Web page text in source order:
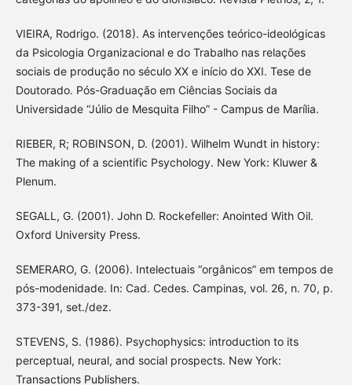
VIEIRA, Rodrigo. (2018). As intervenções teórico-ideológicas
da Psicologia Organizacional e do Trabalho nas relações
sociais de produção no século XX e início do XXI. Tese de
Doutorado. Pós-Graduação em Ciências Sociais da
Universidade “Júlio de Mesquita Filho” - Campus de Marília.
RIEBER, R; ROBINSON, D. (2001). Wilhelm Wundt in history:
The making of a scientific Psychology. New York: Kluwer &
Plenum.
SEGALL, G. (2001). John D. Rockefeller: Anointed With Oil.
Oxford University Press.
SEMERARO, G. (2006). Intelectuais “orgânicos” em tempos de
pós-modenidade. In: Cad. Cedes. Campinas, vol. 26, n. 70, p.
373-391, set./dez.
STEVENS, S. (1986). Psychophysics: introduction to its
perceptual, neural, and social prospects. New York:
Transactions Publishers.